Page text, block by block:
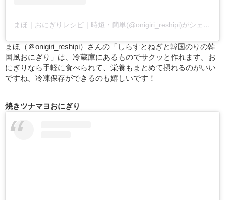
まほ｜おにぎりレシピ｜時短・簡単(@onigiri_reshipi)がシェアした投稿
まほ（＠onigiri_reshipi）さんの「しらすとねぎと韓国のりの韓
国風おにぎり」は、冷蔵庫にあるものでサクッと作れます。お
にぎりなら手軽に食べられて、栄養もまとめて摂れるのがいい
ですね。冷凍保存ができるのも嬉しいです！
焼きツナマヨおにぎり